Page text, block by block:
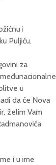
i
Puljiću.
za
u
da će Nova
želim Vam
i u ime